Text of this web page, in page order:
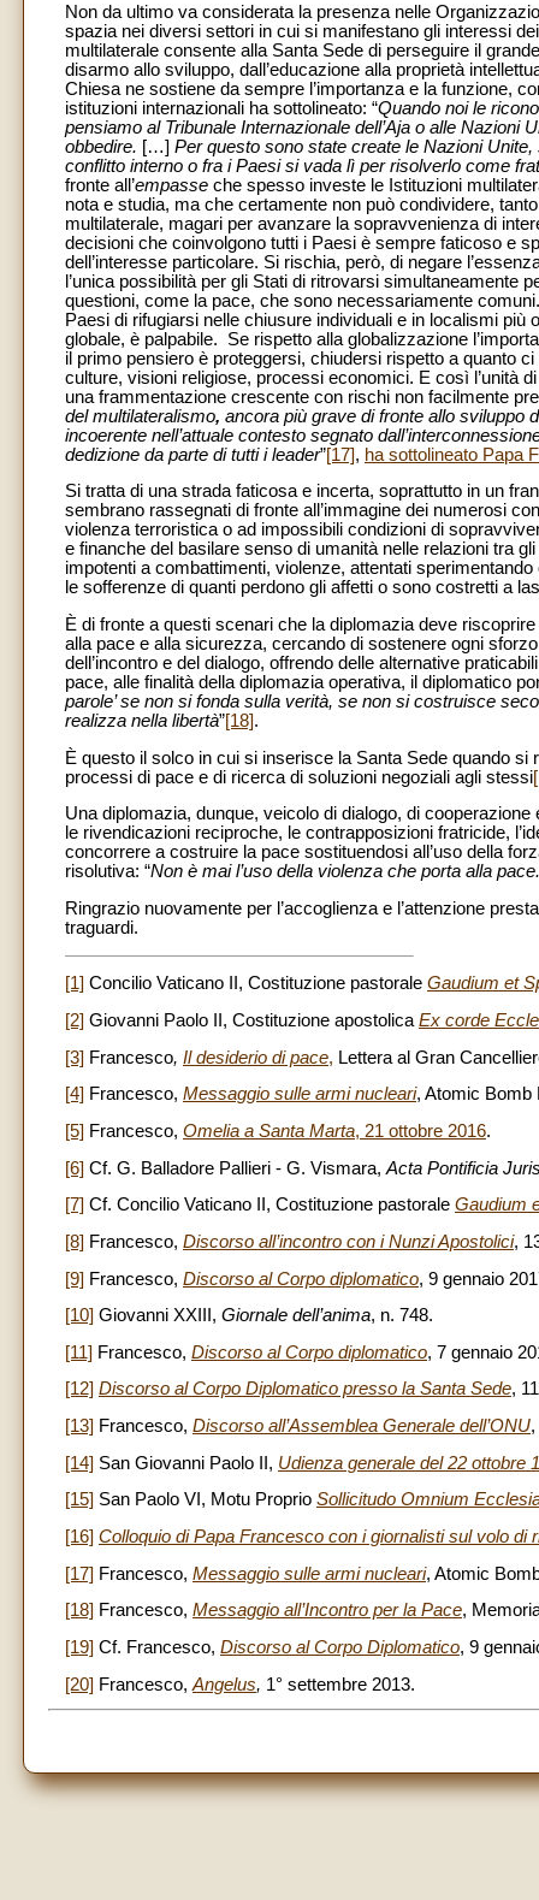
Non da ultimo va considerata la presenza nelle
spazia nei diversi settori in cui si manifestano gli interessi
multilaterale consente alla Santa Sede di perseguire il
disarmo allo sviluppo, dall’educazione alla proprietà
Chiesa ne sostiene da sempre l’importanza e la funzione,
istituzioni internazionali ha sottolineato: “Quando noi le
pensiamo al Tribunale Internazionale dell’Aja o alle Nazioni
obbedire. […] Per questo sono state create le Nazioni
conflitto interno o fra i Paesi si vada lì per risolverlo come
fronte all’empasse che spesso investe le Istituzioni
nota e studia, ma che certamente non può condividere,
multilaterale, magari per avanzare la sopravvenienza di
decisioni che coinvolgono tutti i Paesi è sempre faticoso e
dell’interesse particolare. Si rischia, però, di negare
l’unica possibilità per gli Stati di ritrovarsi simultaneamente
questioni, come la pace, che sono necessariamente
Paesi di rifugiarsi nelle chiusure individuali e in localismi
globale, è palpabile. Se rispetto alla globalizzazione
il primo pensiero è proteggersi, chiudersi rispetto a quanto
culture, visioni religiose, processi economici. E così l’unità
una frammentazione crescente con rischi non facilmente
del multilateralismo, ancora più grave di fronte allo sviluppo
incoerente nell’attuale contesto segnato
dedizione da parte di tutti i leader”[17], ha sottolineato Papa
Si tratta di una strada faticosa e incerta, soprattutto in un
sembrano rassegnati di fronte all’immagine dei numerosi
violenza terroristica o ad impossibili condizioni di
e finanche del basilare senso di umanità nelle relazioni tra
impotenti a combattimenti, violenze, attentati
le sofferenze di quanti perdono gli affetti o sono costretti a
È di fronte a questi scenari che la diplomazia deve
alla pace e alla sicurezza, cercando di sostenere ogni
dell’incontro e del dialogo, offrendo delle alternative
pace, alle finalità della diplomazia operativa, il diplomatico
parole’ se non si fonda sulla verità, se non si costruisce
realizza nella libertà”[18].
È questo il solco in cui si inserisce la Santa Sede quando si
processi di pace e di ricerca di soluzioni negoziali agli stessi
Una diplomazia, dunque, veicolo di dialogo, di
le rivendicazioni reciproche, le contrapposizioni fratricide,
concorrere a costruire la pace sostituendosi all’uso della
risolutiva: “Non è mai l’uso della violenza che porta alla
Ringrazio nuovamente per l’accoglienza e l’attenzione
traguardi.
[1] Concilio Vaticano II, Costituzione pastorale Gaudium et
[2] Giovanni Paolo II, Costituzione apostolica Ex corde
[3] Francesco, Il desiderio di pace, Lettera al Gran
[4] Francesco, Messaggio sulle armi nucleari, Atomic Bomb
[5] Francesco, Omelia a Santa Marta, 21 ottobre 2016.
[6] Cf. G. Balladore Pallieri - G. Vismara, Acta Pontificia
[7] Cf. Concilio Vaticano II, Costituzione pastorale Gaudium
[8] Francesco, Discorso all’incontro con i Nunzi Apostolici,
[9] Francesco, Discorso al Corpo diplomatico, 9 gennaio
[10] Giovanni XXIII, Giornale dell’anima, n. 748.
[11] Francesco, Discorso al Corpo diplomatico, 7 gennaio
[12] Discorso al Corpo Diplomatico presso la Santa Sede,
[13] Francesco, Discorso all’Assemblea Generale dell’ONU
[14] San Giovanni Paolo II, Udienza generale del 22 ottobre
[15] San Paolo VI, Motu Proprio Sollicitudo Omnium
[16] Colloquio di Papa Francesco con i giornalisti sul volo di
[17] Francesco, Messaggio sulle armi nucleari, Atomic
[18] Francesco, Messaggio all’Incontro per la Pace,
[19] Cf. Francesco, Discorso al Corpo Diplomatico, 9
[20] Francesco, Angelus, 1° settembre 2013.